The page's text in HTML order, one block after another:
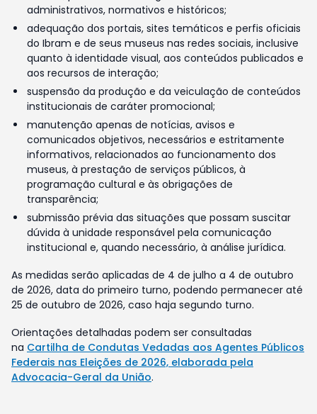
administrativos, normativos e históricos;
adequação dos portais, sites temáticos e perfis oficiais
do Ibram e de seus museus nas redes sociais, inclusive
quanto à identidade visual, aos conteúdos publicados e
aos recursos de interação;
suspensão da produção e da veiculação de conteúdos
institucionais de caráter promocional;
manutenção apenas de notícias, avisos e
comunicados objetivos, necessários e estritamente
informativos, relacionados ao funcionamento dos
museus, à prestação de serviços públicos, à
programação cultural e às obrigações de
transparência;
submissão prévia das situações que possam suscitar
dúvida à unidade responsável pela comunicação
institucional e, quando necessário, à análise jurídica.
As medidas serão aplicadas de 4 de julho a 4 de outubro
de 2026, data do primeiro turno, podendo permanecer até
25 de outubro de 2026, caso haja segundo turno.
Orientações detalhadas podem ser consultadas
na Cartilha de Condutas Vedadas aos Agentes Públicos
Federais nas Eleições de 2026, elaborada pela
Advocacia-Geral da União.